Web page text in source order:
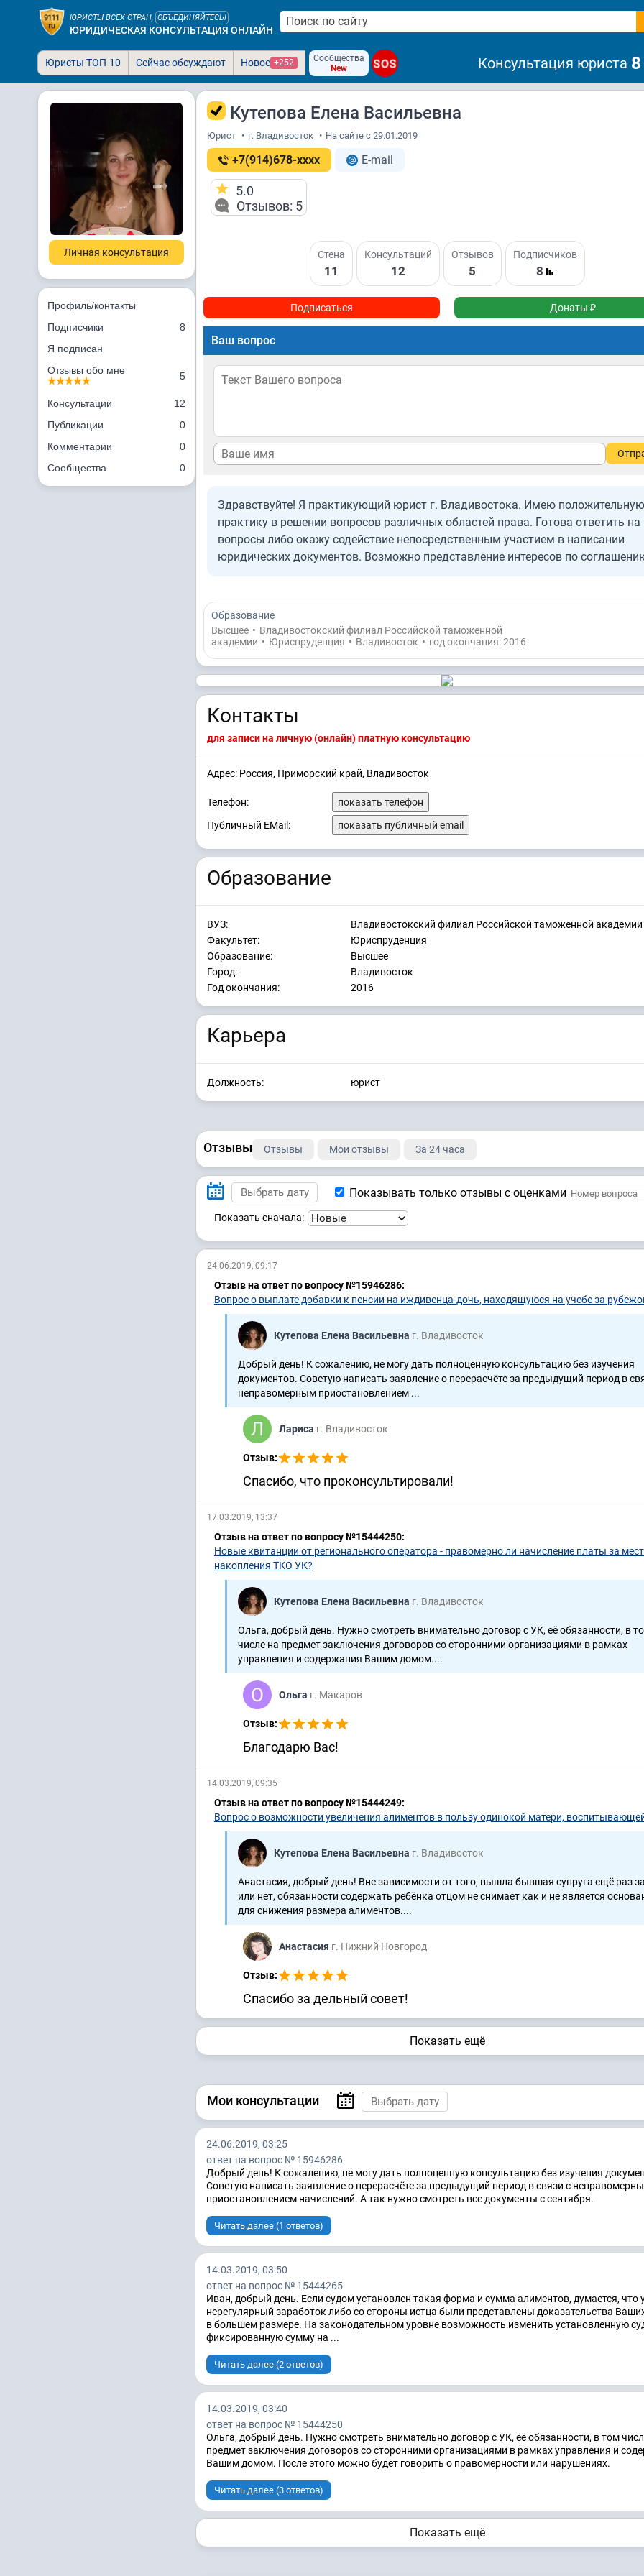
ЮРИСТЫ ВСЕХ СТРАН, ОБЪЕДИНЯЙТЕСЬ!
ЮРИДИЧЕСКАЯ КОНСУЛЬТАЦИЯ ОНЛАЙН
Юристы ТОП-10 Сейчас обсуждают Новое +252
Сообщества
New
SOS Консультация юриста
Личная консультация
Профиль/контакты
Подписчики
8
Я подписан
Отзывы обо мне
5
Консультации
12
Публикации
0
Комментарии
0
Сообщества
0
Кутепова Елена Васильевна
Юрист • г. Владивосток • На сайте с 29.01.2019
+7(914)678-xxxx E-mail
5.0
Отзывов: 5
Стена
11
Консультаций
12
Отзывов
5
Подписчиков
8
Подписаться Донаты ₽
Ваш вопрос
Здравствуйте! Я практикующий юрист г. Владивостока. Имею положительную
практику в решении вопросов различных областей права. Готова ответить
вопросы либо окажу содействие непосредственным участием в написании
юридических документов. Возможно представление интересов по
Образование
Высшее • Владивостокский филиал Российской таможенной
академии • Юриспруденция • Владивосток • год окончания: 2016
Контакты
для записи на личную (онлайн) платную консультацию
Адрес: Россия, Приморский край, Владивосток
Телефон:
показать телефон
Публичный EMail:
показать публичный email
Образование
ВУЗ:
Владивостокский филиал Российской таможенной академии
Факультет:
Юриспруденция
Образование:
Высшее
Город:
Владивосток
Год окончания:
2016
Карьера
Должность: юрист
Отзывы Отзывы Мои отзывы За 24 часа
Показывать только отзывы с оценками
Показать сначала:
24.06.2019, 09:17
Отзыв на ответ по вопросу №15946286:
Вопрос о выплате добавки к пенсии на иждивенца-дочь, находящуюся на учебе за
Кутепова Елена Васильевна г. Владивосток
Добрый день! К сожалению, не могу дать полноценную консультацию без изучения
документов. Советую написать заявление о перерасчёте за предыдущий период в
неправомерным приостановлением ...
Лариса г. Владивосток
Отзыв:
Спасибо, что проконсультировали!
17.03.2019, 13:37
Отзыв на ответ по вопросу №15444250:
Новые квитанции от регионального оператора - правомерно ли начисление платы за
накопления ТКО УК?
Кутепова Елена Васильевна г. Владивосток
Ольга, добрый день. Нужно смотреть внимательно договор с УК, её обязанности, в
числе на предмет заключения договоров со сторонними организациями в рамках
управления и содержания Вашим домом....
Ольга г. Макаров
Отзыв:
Благодарю Вас!
14.03.2019, 09:35
Отзыв на ответ по вопросу №15444249:
Вопрос о возможности увеличения алиментов в пользу одинокой матери,
Кутепова Елена Васильевна г. Владивосток
Анастасия, добрый день! Вне зависимости от того, вышла бывшая супруга ещё раз
или нет, обязанности содержать ребёнка отцом не снимает как и не является
для снижения размера алиментов....
Анастасия г. Нижний Новгород
Отзыв:
Спасибо за дельный совет!
Показать ещё
Мои консультации
24.06.2019, 03:25
ответ на вопрос № 15946286
Добрый день! К сожалению, не могу дать полноценную консультацию без изучения
Советую написать заявление о перерасчёте за предыдущий период в связи с
приостановлением начислений. А так нужно смотреть все документы с сентября.
Читать далее (1 ответов)
14.03.2019, 03:50
ответ на вопрос № 15444265
Иван, добрый день. Если судом установлен такая форма и сумма алиментов, думается, что
нерегулярный заработок либо со стороны истца были представлены доказательства
в большем размере. На законодательном уровне возможность изменить установленную
фиксированную сумму на ...
Читать далее (2 ответов)
14.03.2019, 03:40
ответ на вопрос № 15444250
Ольга, добрый день. Нужно смотреть внимательно договор с УК, её обязанности, в том
предмет заключения договоров со сторонними организациями в рамках управления и
Вашим домом. После этого можно будет говорить о правомерности или нарушениях.
Читать далее (3 ответов)
Показать ещё